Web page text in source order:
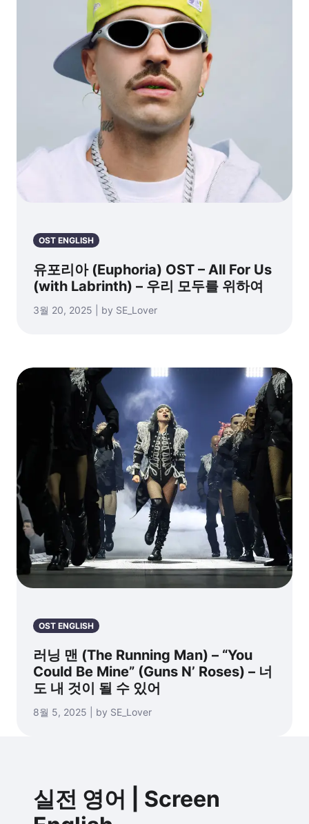
OST ENGLISH
유포리아 (Euphoria) OST – All For Us
(with Labrinth) – 우리 모두를 위하여
3월 20, 2025 | by SE_Lover
OST ENGLISH
러닝 맨 (The Running Man) – “You
Could Be Mine” (Guns N’ Roses) – 너
도 내 것이 될 수 있어
8월 5, 2025 | by SE_Lover
실전 영어 | Screen